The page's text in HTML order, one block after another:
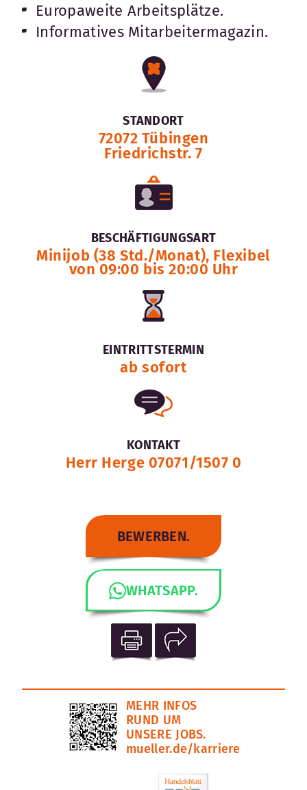
Europaweite Arbeitsplätze.
Informatives Mitarbeitermagazin.
STANDORT
72072 Tübingen
Friedrichstr. 7
BESCHÄFTIGUNGSART
Minijob (38 Std./Monat), Flexibel
von 09:00 bis 20:00 Uhr
EINTRITTSTERMIN
ab sofort
KONTAKT
Herr Herge 07071/1507 0
BEWERBEN.
WHATSAPP.
MEHR INFOS
RUND UM
UNSERE JOBS.
mueller.de/karriere